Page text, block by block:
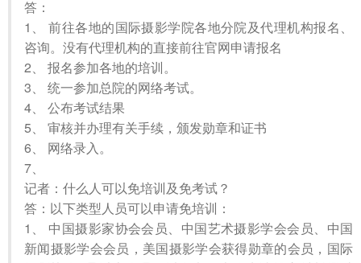
答：
1、 前往各地的国际摄影学院各地分院及代理机构报名、
咨询。没有代理机构的直接前往官网申请报名
2、 报名参加各地的培训。
3、 统一参加总院的网络考试。
4、 公布考试结果
5、 审核并办理有关手续，颁发勋章和证书
6、 网络录入。
7、
记者：什么人可以免培训及免考试？
答：以下类型人员可以申请免培训：
1、 中国摄影家协会会员、中国艺术摄影学会会员、中国
新闻摄影学会会员，美国摄影学会获得勋章的会员，国际